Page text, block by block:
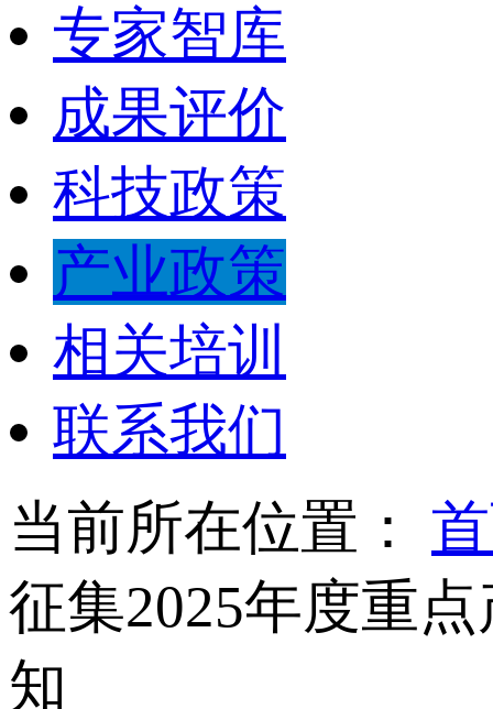
专家智库
成果评价
科技政策
产业政策
相关培训
联系我们
当前所在位置：
征集2025年度重
知